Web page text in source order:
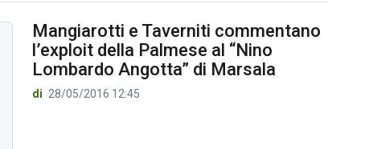
Mangiarotti e Taverniti commentano
l’exploit della Palmese al “Nino
Lombardo Angotta” di Marsala
di 28/05/2016 12:45